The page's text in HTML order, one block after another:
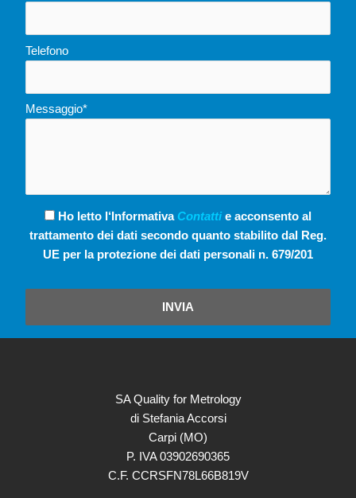
Telefono
Messaggio*
Ho letto l‘Informativa Contattie acconsento al
trattamento dei dati secondo quanto stabilito dal Reg.
UE per la protezione dei dati personali n. 679/201
INVIA
SA Quality for Metrology
di Stefania Accorsi
Carpi (MO)
P. IVA 03902690365
C.F. CCRSFN78L66B819V